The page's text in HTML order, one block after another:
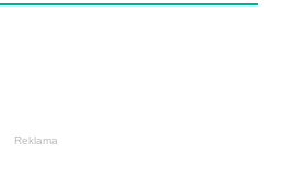
Reklama